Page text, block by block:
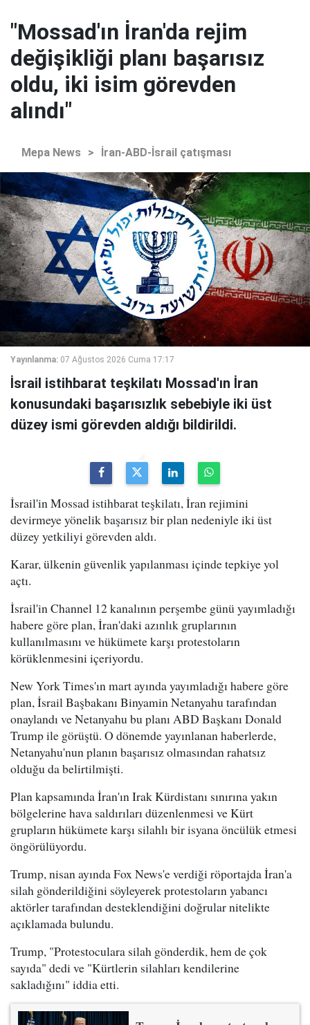
"Mossad'ın İran'da rejim
değişikliği planı başarısız
oldu, iki isim görevden
alındı"
Mepa News > İran-ABD-İsrail çatışması
Yayınlanma: 07 Ağustos 2026 Cuma 17:17
İsrail istihbarat teşkilatı Mossad'ın İran
konusundaki başarısızlık sebebiyle iki üst
düzey ismi görevden aldığı bildirildi.
İsrail'in Mossad istihbarat teşkilatı, İran rejimini
devirmeye yönelik başarısız bir plan nedeniyle iki üst
düzey yetkiliyi görevden aldı.
Karar, ülkenin güvenlik yapılanması içinde tepkiye yol
açtı.
İsrail'in Channel 12 kanalının perşembe günü yayımladığı
habere göre plan, İran'daki azınlık gruplarının
kullanılmasını ve hükümete karşı protestoların
körüklenmesini içeriyordu.
New York Times'ın mart ayında yayımladığı habere göre
plan, İsrail Başbakanı Binyamin Netanyahu tarafından
onaylandı ve Netanyahu bu planı ABD Başkanı Donald
Trump ile görüştü. O dönemde yayınlanan haberlerde,
Netanyahu'nun planın başarısız olmasından rahatsız
olduğu da belirtilmişti.
Plan kapsamında İran'ın Irak Kürdistanı sınırına yakın
bölgelerine hava saldırıları düzenlenmesi ve Kürt
grupların hükümete karşı silahlı bir isyana öncülük etmesi
öngörülüyordu.
Trump, nisan ayında Fox News'e verdiği röportajda İran'a
silah gönderildiğini söyleyerek protestoların yabancı
aktörler tarafından desteklendiğini doğrular nitelikte
açıklamada bulundu.
Trump, "Protestoculara silah gönderdik, hem de çok
sayıda" dedi ve "Kürtlerin silahları kendilerine
sakladığını" iddia etti.